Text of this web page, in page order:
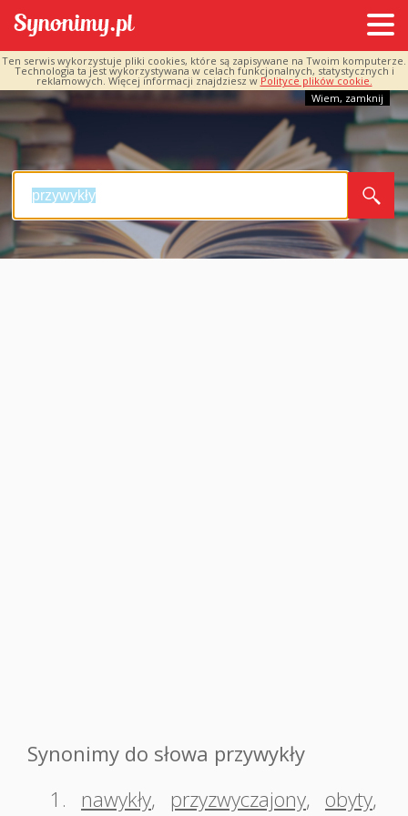
Ten serwis wykorzystuje pliki cookies, które są zapisywane na Twoim komputerze.
Technologia ta jest wykorzystywana w celach funkcjonalnych, statystycznych i
reklamowych. Więcej informacji znajdziesz w Polityce plików cookie.
Wiem, zamknij
Synonimy do słowa przywykły
1.
nawykły, przyzwyczajony, obyty,